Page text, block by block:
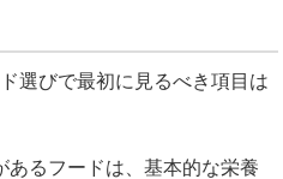
選びで最初に見るべき項目は
るフードは、基本的な栄養